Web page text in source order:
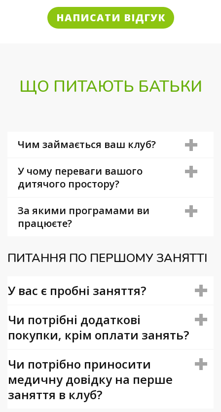
НАПИСАТИ ВІДГУК
ЩО ПИТАЮТЬ БАТЬКИ
Чим займається ваш клуб?
У чому переваги вашого
дитячого простору?
За якими програмами ви
працюєте?
ПИТАННЯ ПО ПЕРШОМУ ЗАНЯТТІ
У вас є пробні заняття?
Чи потрібні додаткові
покупки, крім оплати занять?
Чи потрібно приносити
медичну довідку на перше
заняття в клуб?